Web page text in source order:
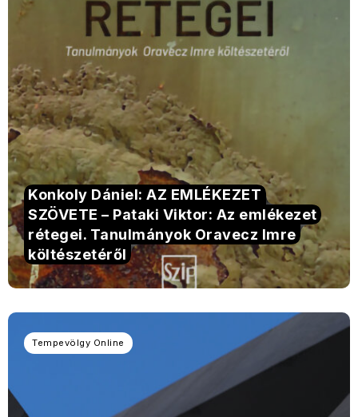
Konkoly Dániel: AZ EMLÉKEZET
SZÖVETE – Pataki Viktor: Az emlékezet
rétegei. Tanulmányok Oravecz Imre
költészetéről
Tempevölgy Online